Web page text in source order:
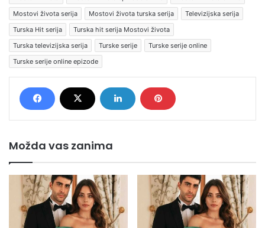
Mostovi života serija
Mostovi života turska serija
Televizijska serija
Turska Hit serija
Turska hit serija Mostovi života
Turska televizijska serija
Turske serije
Turske serije online
Turske serije online epizode
Možda vas zanima